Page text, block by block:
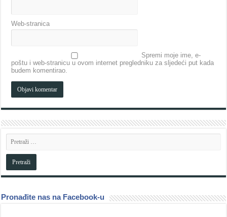
Web-stranica
Spremi moje ime, e-
poštu i web-stranicu u ovom internet pregledniku za sljedeći put kada
budem komentirao.
Pronađite nas na Facebook-u